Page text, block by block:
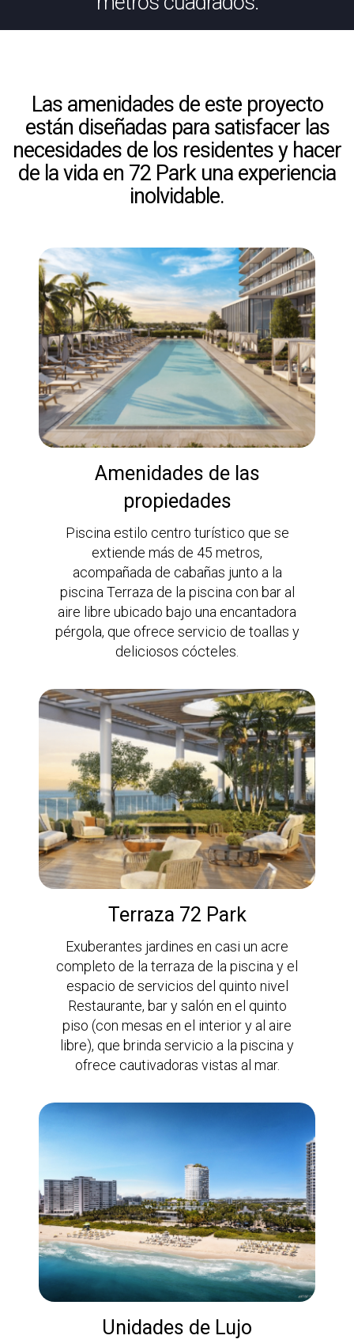
Las amenidades de este proyecto
están diseñadas para satisfacer las
necesidades de los residentes y hacer
de la vida en 72 Park una experiencia
inolvidable.
Amenidades de las
propiedades
Piscina estilo centro turístico que se
extiende más de 45 metros,
acompañada de cabañas junto a la
piscina Terraza de la piscina con bar al
aire libre ubicado bajo una encantadora
pérgola, que ofrece servicio de toallas y
deliciosos cócteles.
Terraza 72 Park
Exuberantes jardines en casi un acre
completo de la terraza de la piscina y el
espacio de servicios del quinto nivel
Restaurante, bar y salón en el quinto
piso (con mesas en el interior y al aire
libre), que brinda servicio a la piscina y
ofrece cautivadoras vistas al mar.
Unidades de Lujo